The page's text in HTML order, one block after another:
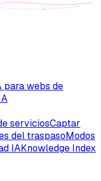
para webs de
serviciosCaptar
del traspasoModos
IAKnowledge Index